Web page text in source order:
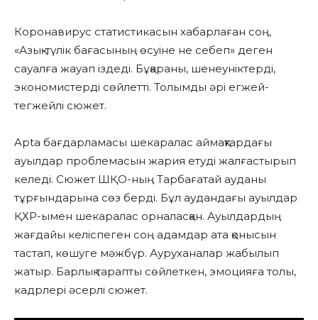
Коронавирус статистикасын хабарлаған соң,
«Азық-түлік бағасының өсуіне не себеп» деген
сауалға жауап іздеді. Бұқараны, шенеуніктерді,
экономистерді сөйлетті. Толымды әрі егжей-
тегжейлі сюжет.
Apta бағдарламасы шекаралас аймақтардағы
ауылдар проблемасын жария етуді жалғастырып
келеді. Сюжет ШҚО-ның Тарбағатай ауданы
тұрғындарына сөз берді. Бұл аудандағы ауылдар
ҚХР-ымен шекаралас орналасқан. Ауылдардың
жағдайы келіспеген соң адамдар ата қонысын
тастап, көшуге мәжбүр. Ауруханалар жабылып
жатыр. Барлық тарапты сөйлеткен, эмоцияға толы,
кадрлері әсерлі сюжет.